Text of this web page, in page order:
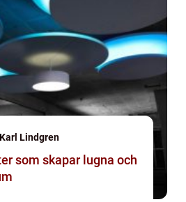
Karl Lindgren
som skapar lugna och